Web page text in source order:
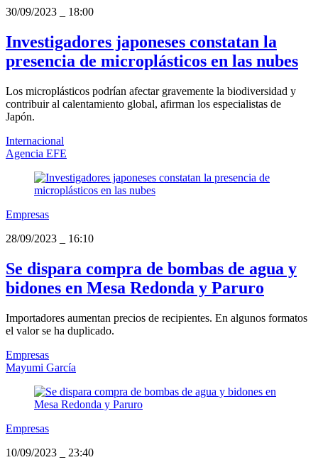
30/09/2023 18:00
Investigadores japoneses constatan la
presencia de microplásticos en las nubes
Los microplásticos podrían afectar gravemente la biodiversidad y
contribuir al calentamiento global, afirman los especialistas de
Japón.
Internacional
Agencia EFE
Empresas
28/09/2023
16:10
Se dispara compra de bombas de agua y
bidones en Mesa Redonda y Paruro
Importadores aumentan precios de recipientes. En algunos formatos
el valor se ha duplicado.
Empresas
Mayumi García
Empresas
10/09/2023
23:40